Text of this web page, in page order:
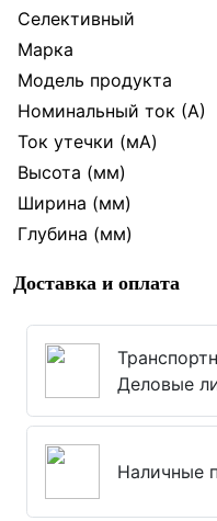
Селективный
Марка
Модель продукта
Номинальный ток (А)
Ток утечки (мА)
Высота (мм)
Ширина (мм)
Глубина (мм)
Доставка и оплата
Деловые
Наличные